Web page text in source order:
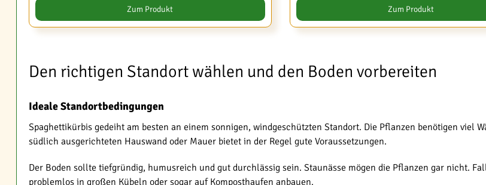
Zum Produkt Zum Produkt
Den richtigen Standort wählen und den Boden vorbereiten
Ideale Standortbedingungen
Spaghettikürbis gedeiht am besten an einem sonnigen, windgeschützten Standort. Die Pflanzen benötigen viel
südlich ausgerichteten Hauswand oder Mauer bietet in der Regel gute Voraussetzungen.
Der Boden sollte tiefgründig, humusreich und gut durchlässig sein. Staunässe mögen die Pflanzen gar nicht.
problemlos in großen Kübeln oder sogar auf Komposthaufen anbauen.